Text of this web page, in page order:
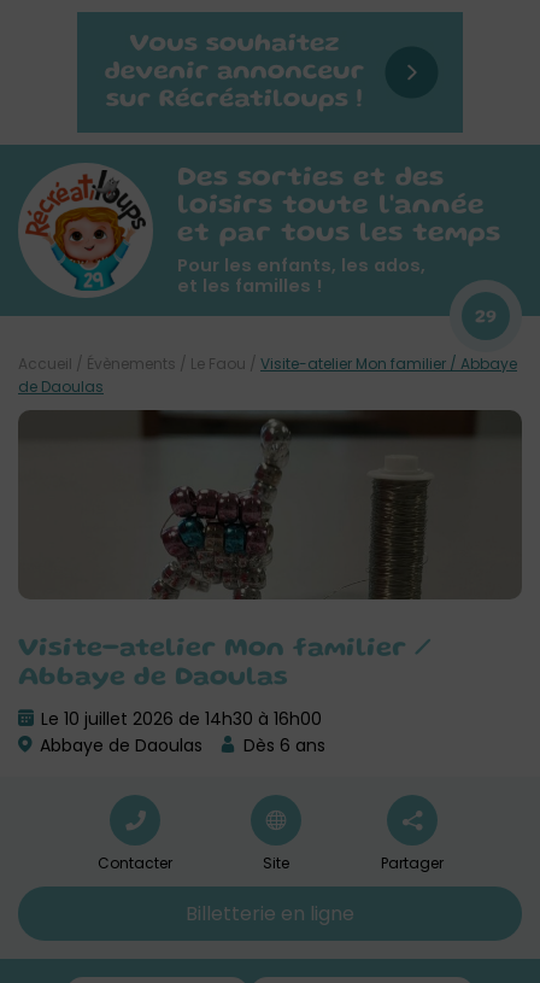
Des sorties et des
loisirs toute l'année
et par tous les temps
Pour les enfants, les ados,
et les familles !
29
Visite-atelier Mon familier /
Abbaye de Daoulas
Le 10 juillet 2026 de 14h30 à 16h00
Abbaye de Daoulas
Dès 6 ans
Accueil / Évènements / Le Faou / Visite-atelier Mon familier / Abbaye
de Daoulas
Contacter Site Partager
Billetterie en ligne